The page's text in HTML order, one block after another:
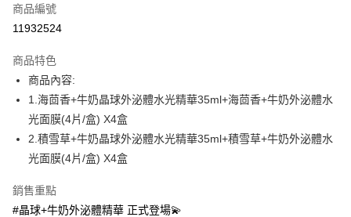
Apple Pay
悠遊付
Google Pay
全盈+PAY
AFTEE先享後付
【關於「AFTEE先享後付」】
AFTEE先享後付是「在收到商品之後才付款」的支付方式。 讓您購物簡單
ATM付款
商品編號
11932524
商品特色
商品內容:
1.海茴香+牛奶晶球外泌體水光精華35ml+海茴香+牛奶外泌體水
光面膜(4片/盒) X4盒
2.積雪草+牛奶晶球外泌體水光精華35ml+積雪草+牛奶外泌體水
光面膜(4片/盒) X4盒
銷售重點
#晶球+牛奶外泌體精華 正式登場💫